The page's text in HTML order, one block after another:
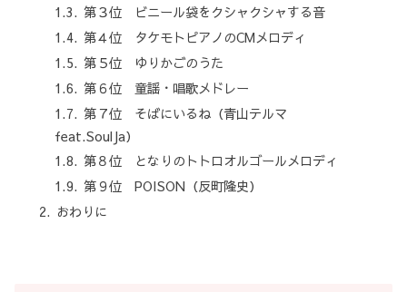
第３位 ビニール袋をクシャクシャする音
第４位 タケモトピアノのCMメロディ
第５位 ゆりかごのうた
第６位 童謡・唱歌メドレー
第７位 そばにいるね（青山テルマ
feat.SoulJa）
第８位 となりのトトロオルゴールメロディ
第９位 POISON（反町隆史）
おわりに